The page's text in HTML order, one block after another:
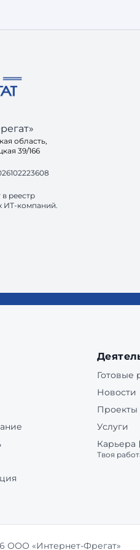
область,
39/166
реестр
ИТ-компаний.
Готовые
Новости
Проекты
Услуги
Карьера
Твоя
ООО «Интернет-Фрегат»